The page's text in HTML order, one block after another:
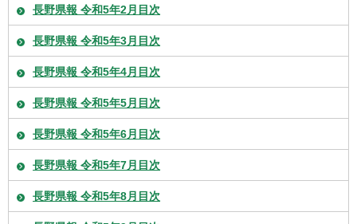
長野県報 令和5年2月目次
長野県報 令和5年3月目次
長野県報 令和5年4月目次
長野県報 令和5年5月目次
長野県報 令和5年6月目次
長野県報 令和5年7月目次
長野県報 令和5年8月目次